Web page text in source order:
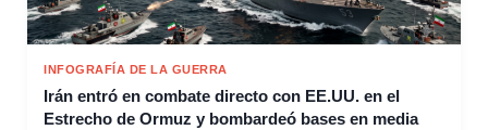
INFOGRAFÍA DE LA GUERRA
Irán entró en combate directo con EE.UU. en el
Estrecho de Ormuz y bombardeó bases en media